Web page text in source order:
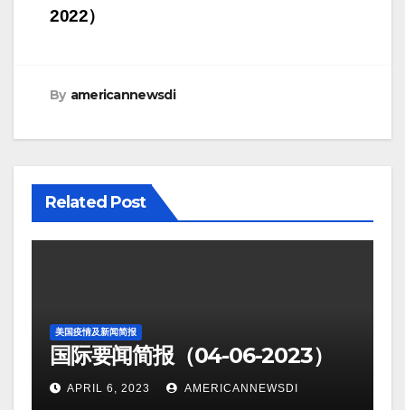
2022）
By americannewsdi
Related Post
美国疫情及新闻简报
国际要闻简报（04-06-2023）
APRIL 6, 2023 AMERICANNEWSDI